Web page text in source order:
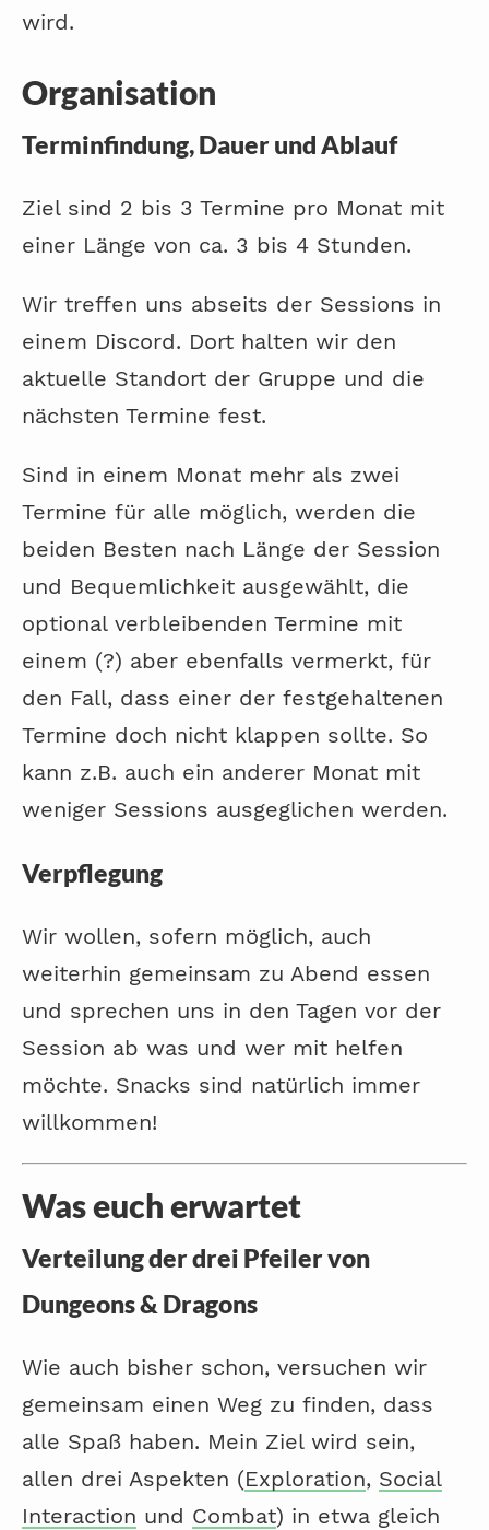
wird.
Organisation
Terminfindung, Dauer und Ablauf
Ziel sind 2 bis 3 Termine pro Monat mit
einer Länge von ca. 3 bis 4 Stunden.
Wir treffen uns abseits der Sessions in
einem Discord. Dort halten wir den
aktuelle Standort der Gruppe und die
nächsten Termine fest.
Sind in einem Monat mehr als zwei
Termine für alle möglich, werden die
beiden Besten nach Länge der Session
und Bequemlichkeit ausgewählt, die
optional verbleibenden Termine mit
einem (?) aber ebenfalls vermerkt, für
den Fall, dass einer der festgehaltenen
Termine doch nicht klappen sollte. So
kann z.B. auch ein anderer Monat mit
weniger Sessions ausgeglichen werden.
Verpflegung
Wir wollen, sofern möglich, auch
weiterhin gemeinsam zu Abend essen
und sprechen uns in den Tagen vor der
Session ab was und wer mit helfen
möchte. Snacks sind natürlich immer
willkommen!
Was euch erwartet
Verteilung der drei Pfeiler von
Dungeons & Dragons
Wie auch bisher schon, versuchen wir
gemeinsam einen Weg zu finden, dass
alle Spaß haben. Mein Ziel wird sein,
allen drei Aspekten (Exploration, Social
Interaction und Combat) in etwa gleich